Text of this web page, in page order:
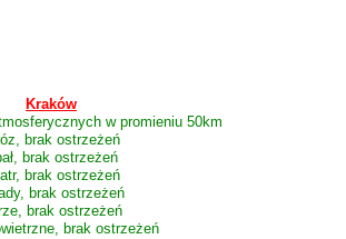
Kraków
w promieniu 50km
brak ostrzeżeń
brak ostrzeżeń
brak ostrzeżeń
brak ostrzeżeń
brak ostrzeżeń
brak ostrzeżeń